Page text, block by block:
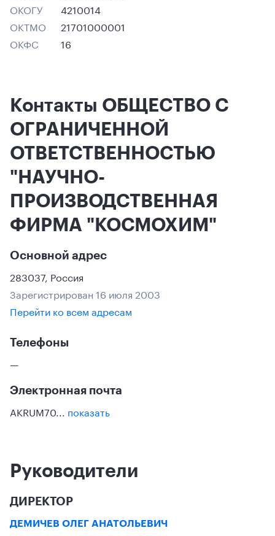
ОКОГУ
4210014
ОКТМО
21701000001
ОКФС
16
Контакты ОБЩЕСТВО С
ОГРАНИЧЕННОЙ
ОТВЕТСТВЕННОСТЬЮ
"НАУЧНО-
ПРОИЗВОДСТВЕННАЯ
ФИРМА "КОСМОХИМ"
Основной адрес
283037, Россия
Зарегистрирован 16 июля 2003
Перейти ко всем адресам
Телефоны
—
Электронная почта
AKRUM70... показать
Руководители
ДИРЕКТОР
ДЕМИЧЕВ ОЛЕГ АНАТОЛЬЕВИЧ